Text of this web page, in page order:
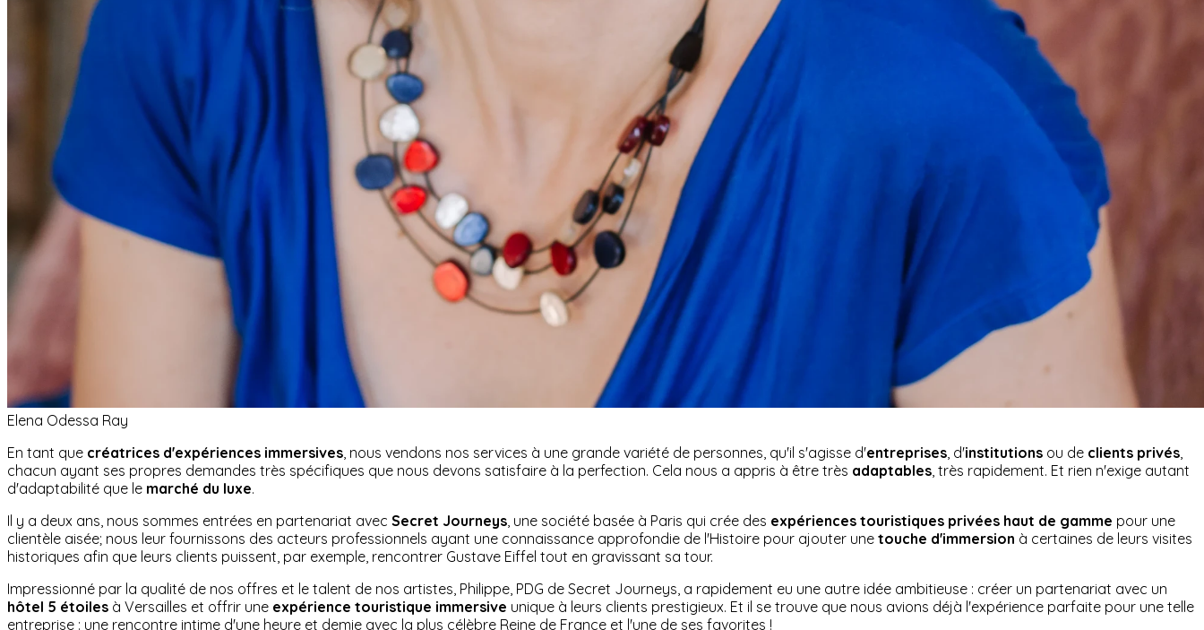
Elena Odessa Ray
En tant que créatrices d'expériences immersives, nous vendons nos services à une grande variété de personnes, qu'il s'agisse d'entreprises, d'institutions ou de clients privés,
chacun ayant ses propres demandes très spécifiques que nous devons satisfaire à la perfection. Cela nous a appris à être très adaptables, très rapidement. Et rien n'exige autant
d'adaptabilité que le marché du luxe.
Il y a deux ans, nous sommes entrées en partenariat avec Secret Journeys, une société basée à Paris qui crée des expériences touristiques privées haut de gamme pour une
clientèle aisée; nous leur fournissons des acteurs professionnels ayant une connaissance approfondie de l'Histoire pour ajouter une touche d'immersion à certaines de leurs visites
historiques afin que leurs clients puissent, par exemple, rencontrer Gustave Eiffel tout en gravissant sa tour.
Impressionné par la qualité de nos offres et le talent de nos artistes, Philippe, PDG de Secret Journeys, a rapidement eu une autre idée ambitieuse : créer un partenariat avec un
hôtel 5 étoiles à Versailles et offrir une expérience touristique immersive unique à leurs clients prestigieux. Et il se trouve que nous avions déjà l'expérience parfaite pour une telle
entreprise : une rencontre intime d'une heure et demie avec la plus célèbre Reine de France et l'une de ses favorites !